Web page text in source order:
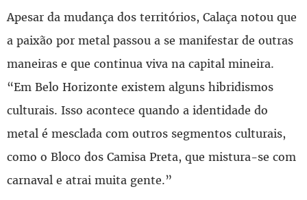
Apesar da mudança dos territórios, Calaça notou que
a paixão por metal passou a se manifestar de outras
maneiras e que continua viva na capital mineira.
“Em Belo Horizonte existem alguns hibridismos
culturais. Isso acontece quando a identidade do
metal é mesclada com outros segmentos culturais,
como o Bloco dos Camisa Preta, que mistura-se com
carnaval e atrai muita gente.”